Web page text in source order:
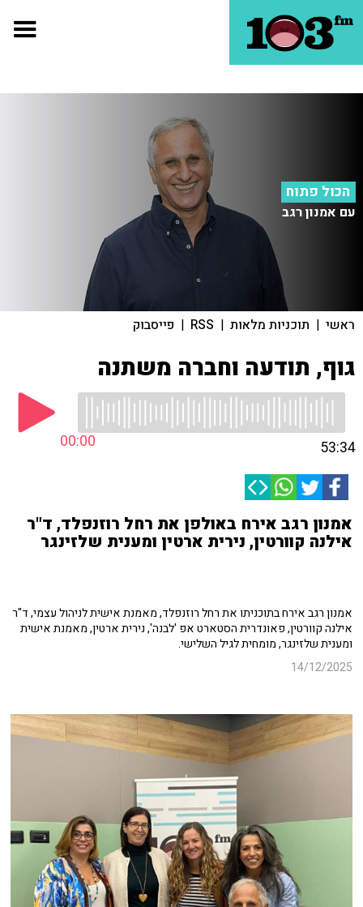
הכול פתוח
עם אמנון רגב
ראשי | תוכניות מלאות |
RSS
| פייסבוק
גוף, תודעה וחברה משתנה
00:00 53:34
אמנון רגב אירח באולפן את רחל רוזנפלד, ד"ר
אילנה קוורטין, נירית ארטין ומענית שלזינגר
אמנון רגב אירח בתוכניתו את רחל רוזנפלד, מאמנת אישית לניהול עצמי, ד"ר
אילנה קוורטין, פאונדרית הסטארט אפ 'לבנה', נירית ארטין, מאמנת אישית
ומענית שלזינגר, מומחית לגיל השלישי.
14/12/2025